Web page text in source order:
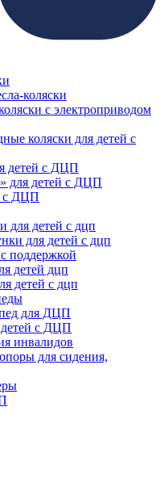
коляски
с электроприводом
коляски для детей с
детей с ДЦП
для детей с ДЦП
с ДЦП
для детей с дцп
для детей с дцп
поддержкой
детей дцп
детей с дцп
для ДЦП
детей с ДЦП
инвалидов
для сидения,